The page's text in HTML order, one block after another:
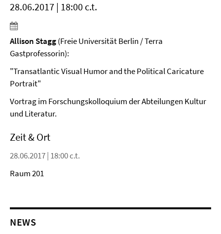
28.06.2017 | 18:00 c.t.
Allison Stagg(Freie Universität Berlin / Terra
Gastprofessorin):
"Transatlantic Visual Humor and the Political Caricature
Portrait"
Vortrag im Forschungskolloquium der Abteilungen Kultur
und Literatur.
Zeit & Ort
28.06.2017 | 18:00 c.t.
Raum 201
NEWS